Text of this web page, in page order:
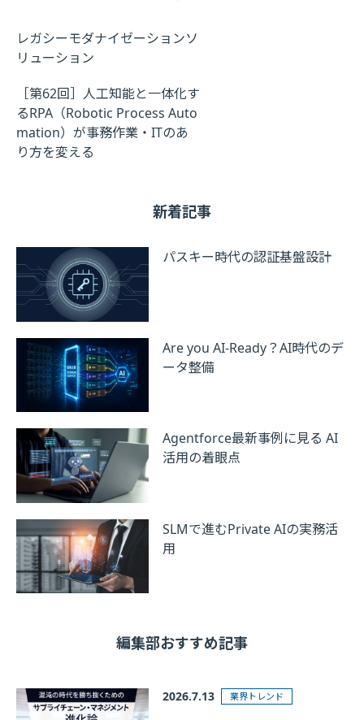
レガシーモダナイゼーションソ
リューション
［第62回］人工知能と一体化す
るRPA（Robotic Process Auto
mation）が事務作業・ITのあ
り方を変える
新着記事
パスキー時代の認証基盤設計
Are you AI-Ready？AI時代のデ
ータ整備
Agentforce最新事例に見る AI
活用の着眼点
SLMで進むPrivate AIの実務活
用
編集部おすすめ記事
2026.7.13 業界トレンド